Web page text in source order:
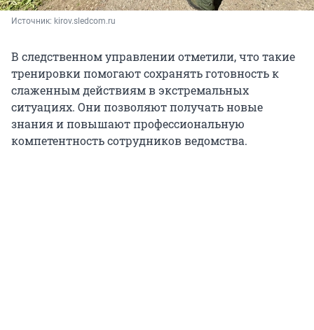
Источник: kirov.sledcom.ru
В следственном управлении отметили, что такие
тренировки помогают сохранять готовность к
слаженным действиям в экстремальных
ситуациях. Они позволяют получать новые
знания и повышают профессиональную
компетентность сотрудников ведомства.